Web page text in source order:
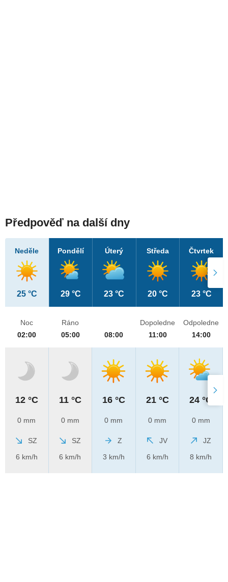
Předpověď na další dny
Neděle
25 °C
Pondělí
29 °C
Úterý
23 °C
Středa
20 °C
Čtvrtek
23 °C
Noc
02:00
12 °C
0 mm
SZ
6 km/h
Ráno
05:00
11 °C
0 mm
SZ
6 km/h
08:00
16 °C
0 mm
Z
3 km/h
Dopoledne
11:00
21 °C
0 mm
JV
6 km/h
Odpoledne
14:00
24 °C
0 mm
JZ
8 km/h